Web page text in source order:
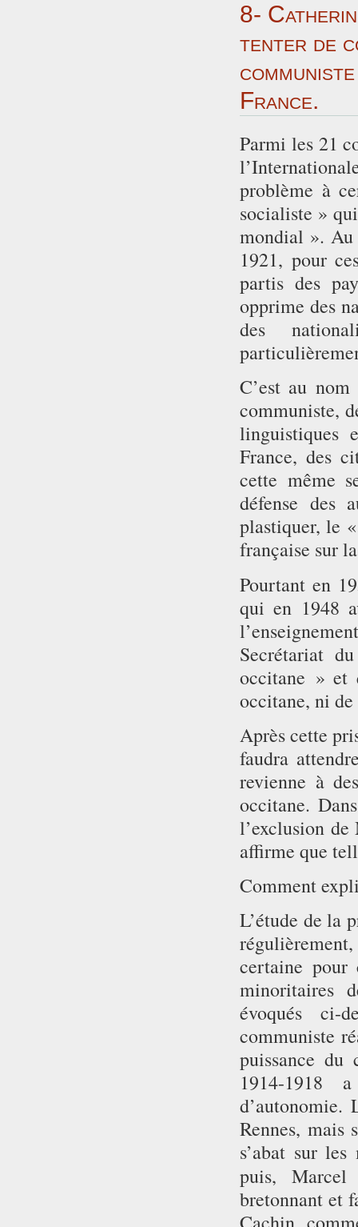
8-
tenter de
France.
Parmi les 21
problème à
socialiste »
mondial ».
1921, pour
partis des
opprime des
des
C’est au
communiste,
linguistiques
France, des
cette même
défense des
plastiquer, le
française sur
Pourtant en
qui en 1948
Secrétariat
occitane » et
occitane, ni
Après cette
faudra
revienne à
occitane.
l’exclusion
affirme que
Comment
L’étude de la
certaine pour
minoritaires
évoqués ci-
communiste
puissance
1914-1918
d’autonomie.
Rennes, mais
s’abat sur
puis,
bretonnant et